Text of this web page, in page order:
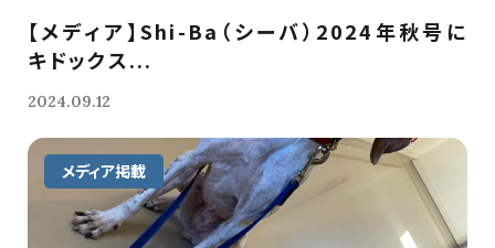
【メディア】Shi-Ba（シーバ）2024年秋号に
キドックス...
2024.09.12
メディア掲載